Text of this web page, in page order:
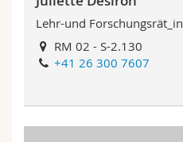
Lehr-und Forschungsrät_in
RM 02 - S-2.130
+41 26 300 7607